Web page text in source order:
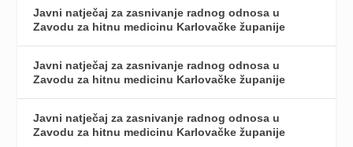
Javni natječaj za zasnivanje radnog odnosa u
Zavodu za hitnu medicinu Karlovačke županije
Javni natječaj za zasnivanje radnog odnosa u
Zavodu za hitnu medicinu Karlovačke županije
Javni natječaj za zasnivanje radnog odnosa u
Zavodu za hitnu medicinu Karlovačke županije